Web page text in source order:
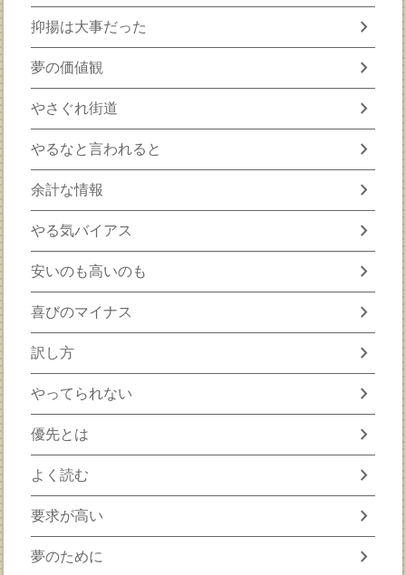
抑揚は大事だった chevron_right
夢の価値観 chevron_right
やさぐれ街道 chevron_right
やるなと言われると chevron_right
余計な情報 chevron_right
やる気バイアス chevron_right
安いのも高いのも chevron_right
喜びのマイナス chevron_right
訳し方 chevron_right
やってられない chevron_right
優先とは chevron_right
よく読む chevron_right
要求が高い chevron_right
夢のために chevron_right